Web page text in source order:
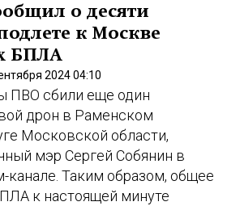
о десяти
к Москве
БПЛА
2024 04:10
ПВО сбили еще один
дрон в Раменском
Московской области,
мэр Сергей Собянин в
канале. Таким образом, общее
к настоящей минуте